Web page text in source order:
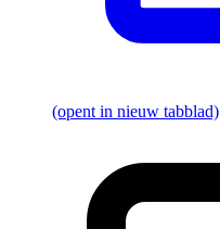
(opent in nieuw tabblad)